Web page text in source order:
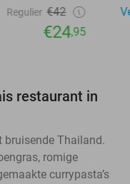
Regulier €42
€24,95
restaurant in
bruisende Thailand.
romige
currypasta’s